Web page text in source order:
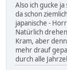
Also ich gucke ja
da schon
japanische -
Natürlich
Kram, aber
mehr drauf
durch alle